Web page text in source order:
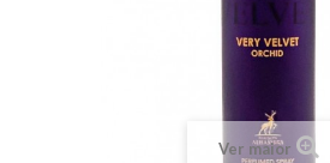
Ver maior